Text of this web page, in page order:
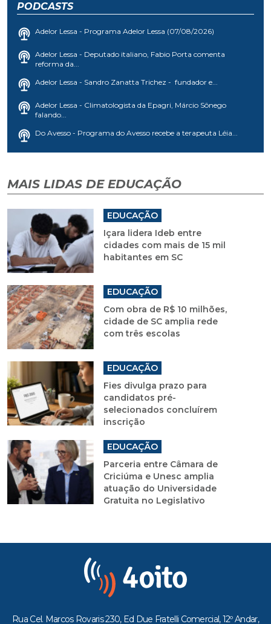
PODCASTS
Adelor Lessa - Programa Adelor Lessa (07/08/2026)
Adelor Lessa - Deputado italiano, Fabio Porta comenta
reforma da...
Adelor Lessa - Sandro Zanatta Trichez - fundador e...
Adelor Lessa - Climatologista da Epagri, Márcio Sônego
falando...
Do Avesso - Programa do Avesso recebe a terapeuta Léia...
MAIS LIDAS DE EDUCAÇÃO
EDUCAÇÃO
Içara lidera Ideb entre
cidades com mais de 15 mil
habitantes em SC
EDUCAÇÃO
Com obra de R$ 10 milhões,
cidade de SC amplia rede
com três escolas
EDUCAÇÃO
Fies divulga prazo para
candidatos pré-
selecionados concluírem
inscrição
EDUCAÇÃO
Parceria entre Câmara de
Criciúma e Unesc amplia
atuação do Universidade
Gratuita no Legislativo
Rua Cel. Marcos Rovaris 230, Ed Due Fratelli Comercial, 12º Andar,